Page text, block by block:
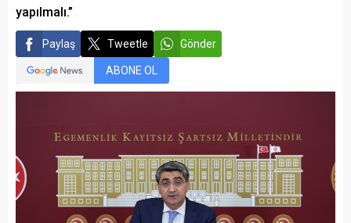
yapılmalı.”
Paylaş Tweetle Gönder
ABONE OL